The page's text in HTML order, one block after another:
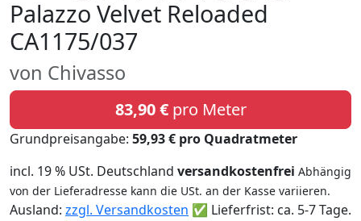
Palazzo Velvet Reloaded
CA1175/037
von Chivasso
83,90 €pro Meter
Grundpreisangabe: 59,93 € pro Quadratmeter
incl. 19 % USt. Deutschland versandkostenfrei Abhängig
von der Lieferadresse kann die USt. an der Kasse variieren.
Ausland: zzgl. Versandkosten ✅ Lieferfrist: ca. 5-7 Tage.